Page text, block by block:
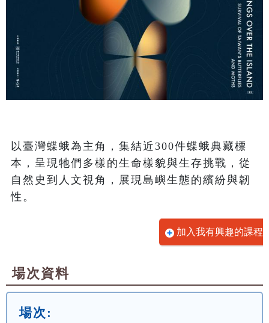
以臺灣蝶蛾為主角，集結近300件蝶蛾典藏標
本，呈現牠們多樣的生命樣貌與生存挑戰，從
自然史到人文視角，展現島嶼生態的繽紛與韌
性。
加入我有興趣的課程
場次資料
場次: